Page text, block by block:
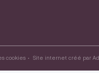
cookies Site internet créé par